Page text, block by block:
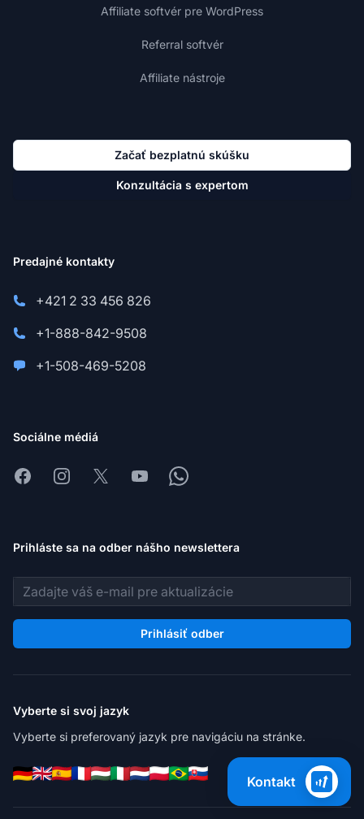
Affiliate softvér pre WordPress
Referral softvér
Affiliate nástroje
Začať bezplatnú skúšku
Konzultácia s expertom
Predajné kontakty
+421 2 33 456 826
+1-888-842-9508
+1-508-469-5208
Sociálne médiá
FacebookInstagram
X YoutubeWhatsapp
Prihláste sa na odber nášho newslettera
E-mailová adresa
Prihlásiť odber
Vyberte si svoj jazyk
Vyberte si preferovaný jazyk pre navigáciu na stránke.
Kontakt